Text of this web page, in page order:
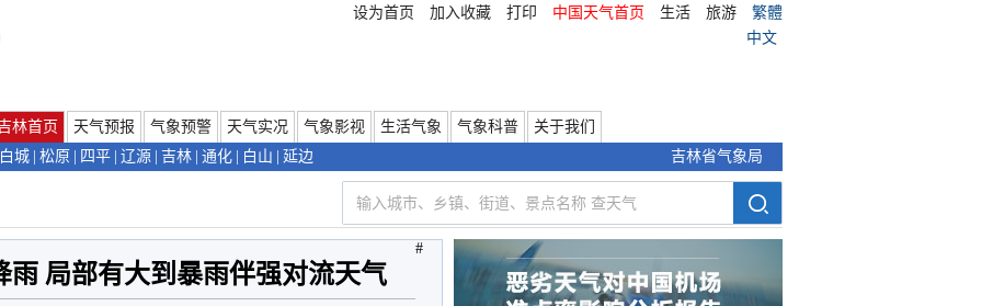
设为首页 加入收藏 打印 中国天气首页 生活 旅游
繁體
中文
林首页 天气预报 气象预警 天气实况 气象影视 生活气象 气象科普
关于我们
白城 松原 四平 辽源 吉林 通化 白山 延边 吉林省气象局
雨 局部有大到暴雨伴强对流天气
#